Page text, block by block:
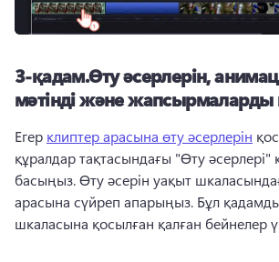
3-қадам.Өту әсерлерін,
мәтінді және
Егер клиптер арасына өту әсерлерін
құралдар тақтасындағы "Өту
басыңыз. Өту әсерін уақыт
арасына сүйреп апарыңыз. Бұл
шкаласына қосылған қалған бейнелер